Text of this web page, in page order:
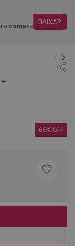
compra BAIXAR
-
60% OFF